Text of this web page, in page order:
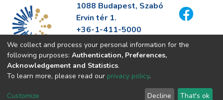
1088 Budapest, Szabó
Ervin tér 1.
+36-1-411-5000
info@fszek.hu
https://fszek.hu
We collect and process your personal information for the
following purposes: Authentication, Preferences,
Acknowledgement and Statistics.
To learn more, please read our privacy policy.
Customize Decline That's ok